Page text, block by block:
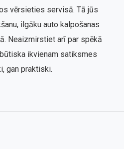
vērsieties servisā. Tā jūs
ilgāku auto kalpošanas
Neaizmirstiet arī par spēkā
ikvienam satiksmes
gan praktiski.